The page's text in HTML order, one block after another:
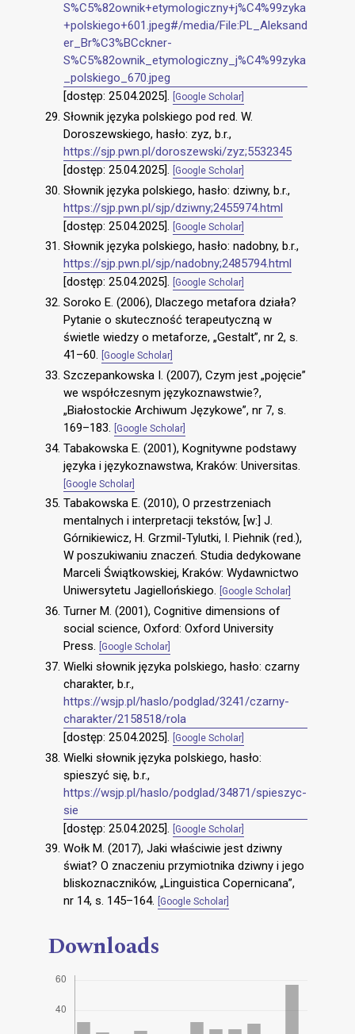
S%C5%82ownik+etymologiczny+j%C4%99zyka
+polskiego+601.jpeg#/media/File:PL_Aleksand
er_Br%C3%BCckner-
S%C5%82ownik_etymologiczny_j%C4%99zyka
_polskiego_670.jpeg
[dostęp: 25.04.2025].
[Google Scholar]
Słownik języka polskiego pod red. W.
Doroszewskiego, hasło: zyz, b.r.,
https://sjp.pwn.pl/doroszewski/zyz;5532345
[dostęp: 25.04.2025].
[Google Scholar]
Słownik języka polskiego, hasło: dziwny, b.r.,
https://sjp.pwn.pl/sjp/dziwny;2455974.html
[dostęp: 25.04.2025].
[Google Scholar]
Słownik języka polskiego, hasło: nadobny, b.r.,
https://sjp.pwn.pl/sjp/nadobny;2485794.html
[dostęp: 25.04.2025].
[Google Scholar]
Soroko E. (2006), Dlaczego metafora działa?
Pytanie o skuteczność terapeutyczną w
świetle wiedzy o metaforze, „Gestalt”, nr 2, s.
41–60.
[Google Scholar]
Szczepankowska I. (2007), Czym jest „pojęcie”
we współczesnym językoznawstwie?,
„Białostockie Archiwum Językowe”, nr 7, s.
169–183.
[Google Scholar]
Tabakowska E. (2001), Kognitywne podstawy
języka i językoznawstwa, Kraków: Universitas.
[Google Scholar]
Tabakowska E. (2010), O przestrzeniach
mentalnych i interpretacji tekstów, [w:] J.
Górnikiewicz, H. Grzmil-Tylutki, I. Piehnik (red.),
W poszukiwaniu znaczeń. Studia dedykowane
Marceli Świątkowskiej, Kraków: Wydawnictwo
Uniwersytetu Jagiellońskiego.
[Google Scholar]
Turner M. (2001), Cognitive dimensions of
social science, Oxford: Oxford University
Press.
[Google Scholar]
Wielki słownik języka polskiego, hasło: czarny
charakter, b.r.,
https://wsjp.pl/haslo/podglad/3241/czarny-
charakter/2158518/rola
[dostęp: 25.04.2025].
[Google Scholar]
Wielki słownik języka polskiego, hasło:
spieszyć się, b.r.,
https://wsjp.pl/haslo/podglad/34871/spieszyc-
sie
[dostęp: 25.04.2025].
[Google Scholar]
Wołk M. (2017), Jaki właściwie jest dziwny
świat? O znaczeniu przymiotnika dziwny i jego
bliskoznaczników, „Linguistica Copernicana”,
nr 14, s. 145–164.
[Google Scholar]
Downloads